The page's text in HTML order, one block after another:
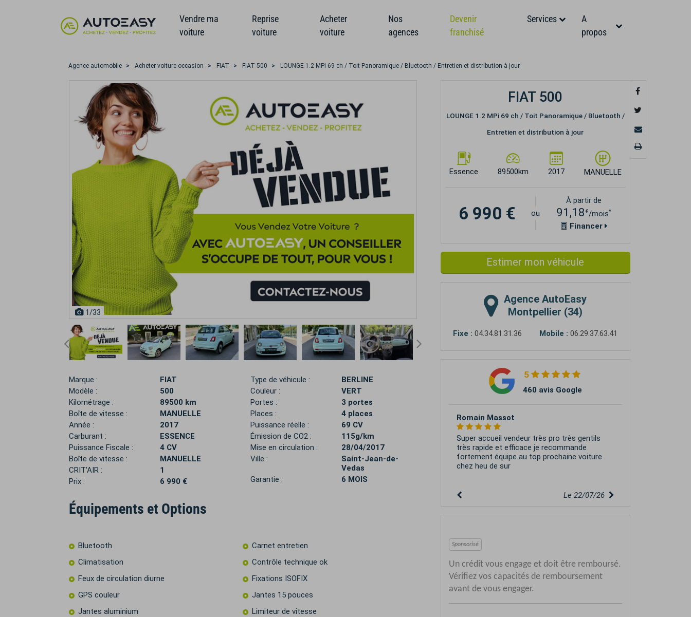
Vendre ma
voiture
Reprise
voiture
Acheter
voiture
Nos
agences
Devenir
franchisé
Services
A
propos
Agence automobile Acheter voiture occasion FIAT FIAT 500 LOUNGE 1.2 MPi 69 ch / Toit Panoramique / Bluetooth / Entretien et distribution à jour
1/33
Marque :
FIAT
Modèle :
500
Kilométrage :
89500 km
Boîte de vitesse :
MANUELLE
Année :
2017
Carburant :
ESSENCE
Puissance Fiscale :
4 CV
Boîte de vitesse :
MANUELLE
CRIT'AIR :
1
Prix :
6 990 €
Type de véhicule :
BERLINE
Couleur :
VERT
Portes :
3 portes
Places :
4 places
Puissance réelle :
69 CV
Émission de CO2 :
115g/km
Mise en circulation :
28/04/2017
Ville :
Saint-Jean-de-
Vedas
Garantie :
6 MOIS
Équipements et Options
Bluetooth
Carnet entretien
Climatisation
Contrôle technique ok
Feux de circulation diurne
Fixations ISOFIX
GPS couleur
Jantes 15 pouces
Jantes aluminium
Limiteur de vitesse
FIAT 500
LOUNGE 1.2 MPi 69 ch / Toit Panoramique / Bluetooth /
Entretien et distribution à jour
Essence 89500km 2017 MANUELLE
6 990 € ou
À partir de
91,18 €/mois*
Financer
Estimer mon véhicule
Agence AutoEasy
Montpellier (34)
Fixe : 04.34.81.31.36 Mobile : 06.29.37.63.41
5
460 avis Google
Nizar MENSI
J’ai vendu mon véhicule en 3 jours grave à eux.
Super service et bon communicant et vrai
professionnel. Si vous voulez vendre votre
voiture...
Le 20/07/26